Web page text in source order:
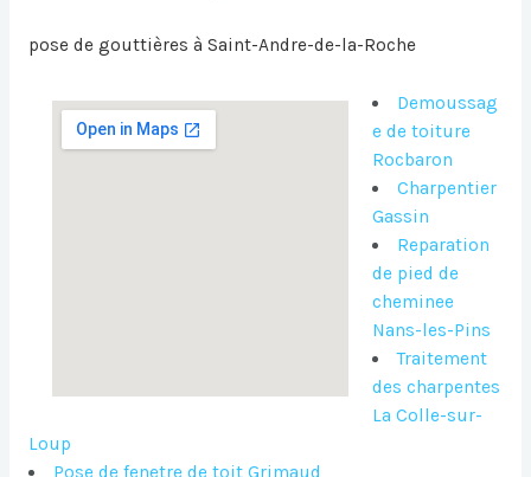
pose de gouttières à Saint-Andre-de-la-Roche
Demoussag
e de toiture
Rocbaron
Charpentier
Gassin
Reparation
de pied de
cheminee
Nans-les-Pins
Traitement
des charpentes
La Colle-sur-
Loup
Pose de fenetre de toit Grimaud